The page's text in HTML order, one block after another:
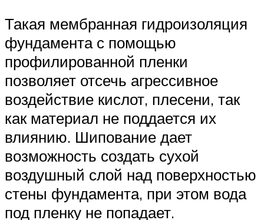
Такая мембранная гидроизоляция
фундамента с помощью
профилированной пленки
позволяет отсечь агрессивное
воздействие кислот, плесени, так
как материал не поддается их
влиянию. Шипование дает
возможность создать сухой
воздушный слой над поверхностью
стены фундамента, при этом вода
под пленку не попадает.